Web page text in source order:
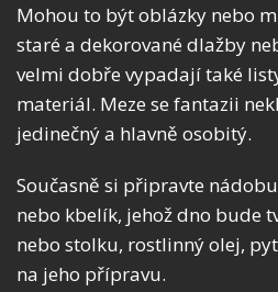
Mohou to být oblázky nebo
staré a dekorované dlažby
velmi dobře vypadají také
materiál. Meze se fantazii
jedinečný a hlavně osobitý.
Současně si připravte
nebo kbelík, jehož dno bude
nebo stolku, rostlinný olej,
na jeho přípravu.